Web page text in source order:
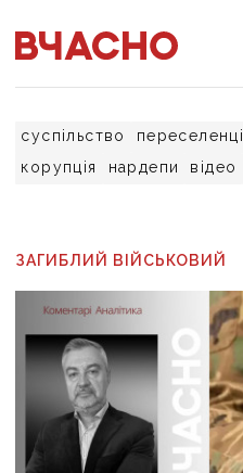
суспільство переселенці
корупція
нардепи відео
ЗАГИБЛИЙ ВІЙСЬКОВИЙ